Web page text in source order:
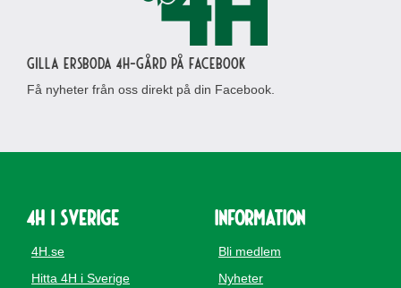
Gilla Ersboda 4H-gård på Facebook
Få nyheter från oss direkt på din Facebook.
4H i Sverige
4H.se
Hitta 4H i Sverige
Information
Bli medlem
Nyheter